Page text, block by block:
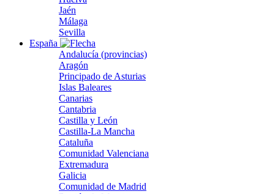
Jaén
Málaga
Sevilla
España
Andalucía (provincias)
Aragón
Principado de Asturias
Islas Baleares
Canarias
Cantabria
Castilla y León
Castilla-La Mancha
Cataluña
Comunidad Valenciana
Extremadura
Galicia
Comunidad de Madrid